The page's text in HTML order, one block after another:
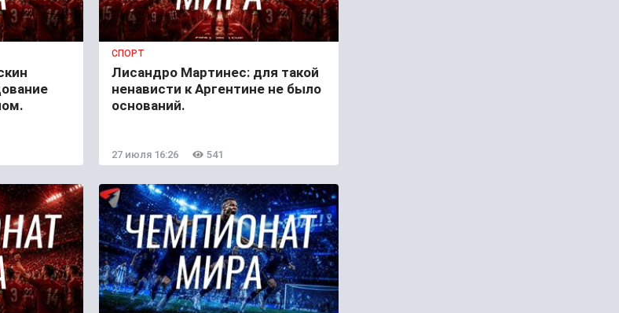
СПОРТ
Лисандро Мартинес: для такой
ненависти к Аргентине не было
оснований.
27 июля 16:26 541